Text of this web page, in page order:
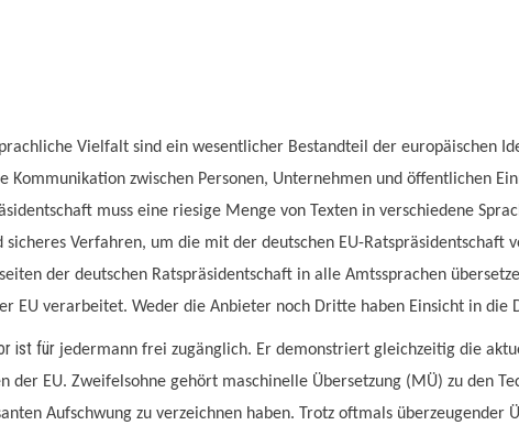
Vielfalt sind ein wesentlicher Bestandteil der europäischen
Kommunikation zwischen Personen, Unternehmen und öffentlichen
muss eine riesige Menge von Texten in verschiedene
sicheres Verfahren, um die mit der deutschen EU-
der deutschen Ratspräsidentschaft in alle Amtssprachen
EU verarbeitet. Weder die Anbieter noch Dritte haben Einsicht in die
ist für jedermann frei zugänglich. Er demonstriert gleichzeitig die
der EU. Zweifelsohne gehört maschinelle Übersetzung (MÜ) zu den
Aufschwung zu verzeichnen haben. Trotz oftmals